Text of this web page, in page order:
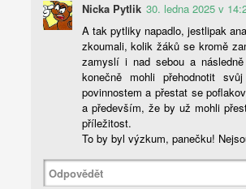
Nicka Pytlik 30. ledna 2025 v
A tak pytliky napadlo, jestlipak
zkoumali, kolik žáků se kromě
zamyslí i nad sebou a
konečně mohli přehodnotit
povinnostem a přestat se
a především, že by už mohli
příležitost.
To by byl výzkum, panečku!
Odpovědět
pod vedením Sandry
uskutečnil v rámci konference
do základní školy dne 15.
odpovědi na otázky: Jaké
Jak se na problematiku
legislativní změny aktuálně
adaptaci a kontinuitu
AUG
4
AI a budoucnost
k pedagogickému
Současná debata o roli umělé